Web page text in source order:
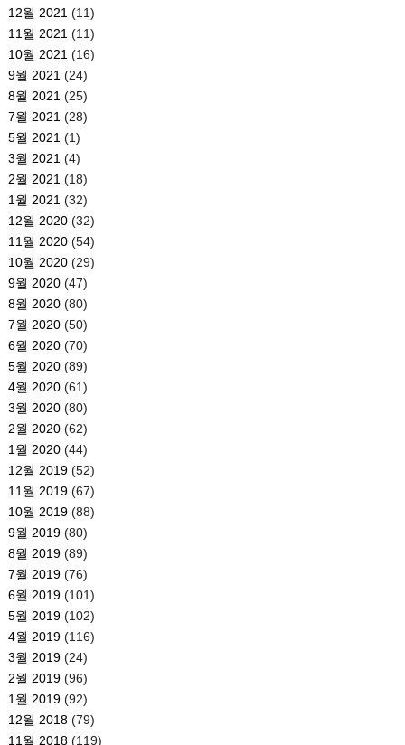
12월 2021 (11)
11월 2021 (11)
10월 2021 (16)
9월 2021 (24)
8월 2021 (25)
7월 2021 (28)
5월 2021 (1)
3월 2021 (4)
2월 2021 (18)
1월 2021 (32)
12월 2020(32)
11월 2020(54)
10월 2020(29)
9월 2020(47)
8월 2020(80)
7월 2020(50)
6월 2020(70)
5월 2020(89)
4월 2020(61)
3월 2020(80)
2월 2020(62)
1월 2020(44)
12월 2019(52)
11월 2019(67)
10월 2019(88)
9월 2019(80)
8월 2019(89)
7월 2019(76)
6월 2019(101)
5월 2019(102)
4월 2019(116)
3월 2019(24)
2월 2019(96)
1월 2019(92)
12월 2018(79)
11월 2018(119)